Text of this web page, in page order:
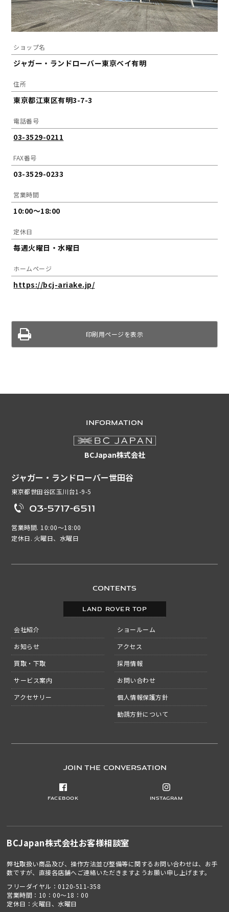
ショップ名
ジャガー・ランドローバー東京ベイ有明
住所
東京都江東区有明3-7-3
電話番号
03-3529-0211
FAX番号
03-3529-0233
営業時間
10:00～18:00
定休日
毎週火曜日・水曜日
ホームページ
https://bcj-ariake.jp/
印刷用ページを表示
CONTENTS
LAND ROVER TOP
会社紹介
お知らせ
買取・下取
サービス案内
アクセサリー
ショールーム
アクセス
採用情報
お問い合わせ
個人情報保護方針
勧誘方針について
INFORMATION
BCJapan株式会社
ジャガー・ランドローバー世田谷
東京都世田谷区玉川台1-9-5
03-5717-6511
営業時間. 10:00～18:00
定休日. 火曜日、水曜日
JOIN THE CONVERSATION
Facebook Instagram
BCJapan株式会社お客様相談室
弊社取扱い商品及び、操作方法並び整備等に関するお問い合わせは、お手
数ですが、直接各店舗へご連絡いただきますようお願い申し上げます。
フリーダイヤル：0120-511-358
営業時間：10：00～18：00
定休日：火曜日、水曜日